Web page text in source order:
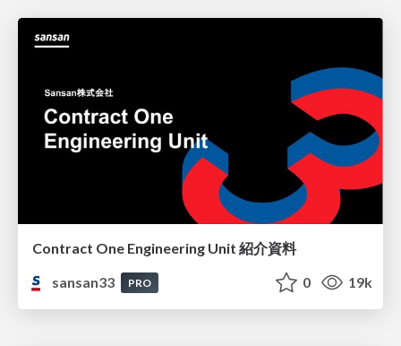
Contract One Engineering Unit 紹介資料
sansan33
PRO 0 19k